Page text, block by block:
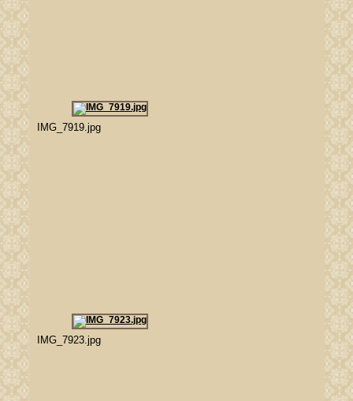
IMG_7919.jpg
IMG_7923.jpg